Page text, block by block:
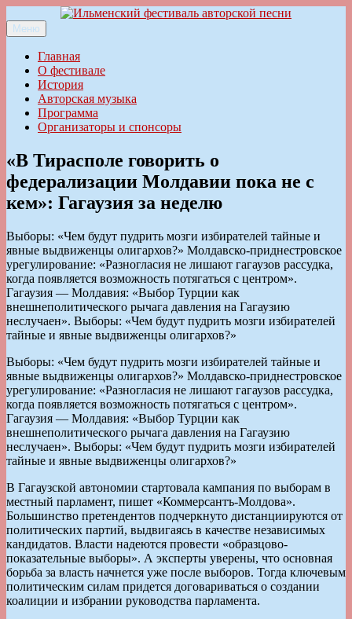
к
содержимому
Ильменский фестиваль авторской песни
Меню
Главная
О фестивале
История
Авторская музыка
Программа
Организаторы и спонсоры
«В Тирасполе говорить о
федерализации Молдавии пока не с
кем»: Гагаузия за неделю
Выборы: «Чем будут пудрить мозги избирателей тайные и
явные выдвиженцы олигархов?» Молдавско-приднестровское
урегулирование: «Разногласия не лишают гагаузов рассудка,
когда появляется возможность потягаться с центром».
Гагаузия — Молдавия: «Выбор Турции как
внешнеполитического рычага давления на Гагаузию
неслучаен». Выборы: «Чем будут пудрить мозги избирателей
тайные и явные выдвиженцы олигархов?»
Выборы: «Чем будут пудрить мозги избирателей тайные и
явные выдвиженцы олигархов?» Молдавско-приднестровское
урегулирование: «Разногласия не лишают гагаузов рассудка,
когда появляется возможность потягаться с центром».
Гагаузия — Молдавия: «Выбор Турции как
внешнеполитического рычага давления на Гагаузию
неслучаен». Выборы: «Чем будут пудрить мозги избирателей
тайные и явные выдвиженцы олигархов?»
В Гагаузской автономии стартовала кампания по выборам в
местный парламент, пишет «Коммерсантъ-Молдова».
Большинство претендентов подчеркнуто дистанциируются от
политических партий, выдвигаясь в качестве независимых
кандидатов. Власти надеются провести «образцово-
показательные выборы». А эксперты уверены, что основная
борьба за власть начнется уже после выборов. Тогда ключевым
политическим силам придется договариваться о создании
коалиции и избрании руководства парламента.